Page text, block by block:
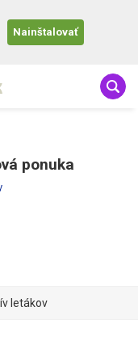
Nainštalovať
ponuka
letákov